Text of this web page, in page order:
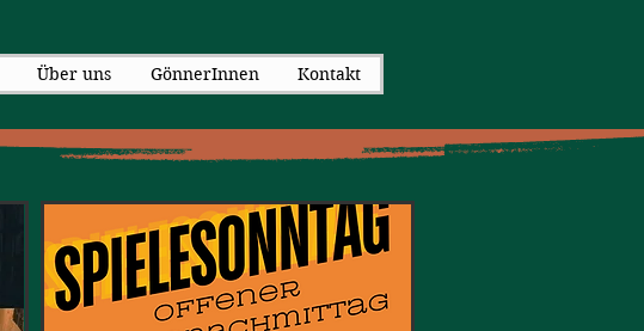
Über uns GönnerInnen Kontakt